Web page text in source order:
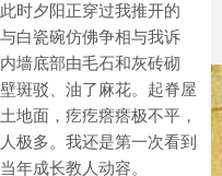
时夕阳正穿过我推开的
白瓷碗仿佛争相与我诉
墙底部由毛石和灰砖砌
斑驳、油了麻花。起脊屋
地面，疙疙瘩瘩极不平，
极多。我还是第一次看到
年成长教人动容。